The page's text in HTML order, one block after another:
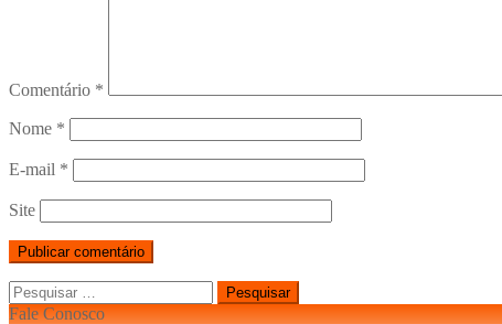
Comentário *
Nome *
E-mail *
Site
Pesquisar
por:
Fale Conosco